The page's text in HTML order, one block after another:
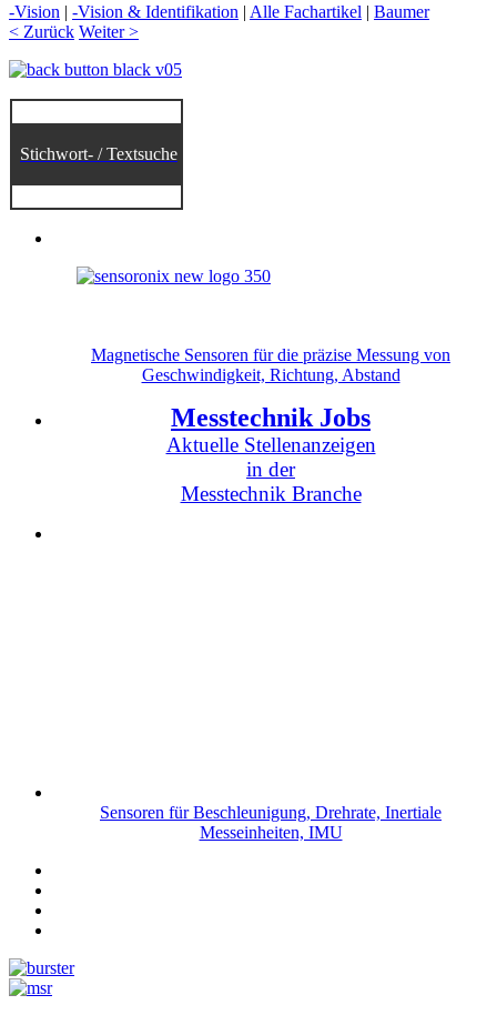
-Vision | -Vision & Identifikation | Alle Fachartikel | Baumer
< Zurück Weiter >
Stichwort- / Textsuche
Magnetische Sensoren für die präzise Messung von
Geschwindigkeit, Richtung, Abstand
Messtechnik Jobs
Aktuelle Stellenanzeigen
in der
Messtechnik Branche
Sensoren für Beschleunigung, Drehrate, Inertiale
Messeinheiten, IMU